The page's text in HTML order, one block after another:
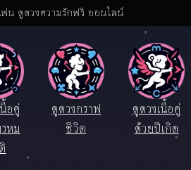
น ดูดวงความรักฟรี ออนไลน์
อคู่
หม
ดูดวงกราฟ
ชีวิต
ดูดวงเนื้อคู่
ด้วยปีเกิด